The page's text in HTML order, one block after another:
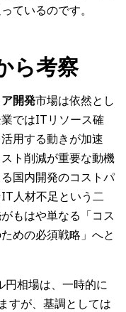
ているのです。
ら考察
開発市場は依然とし
ではITリソース確
用する動きが加速
ト削減が重要な動機
国内開発のコストパ
人材不足という二
がもはや単なる「コス
めの必須戦略」へと
円相場は、一時的に
すが、基調としては